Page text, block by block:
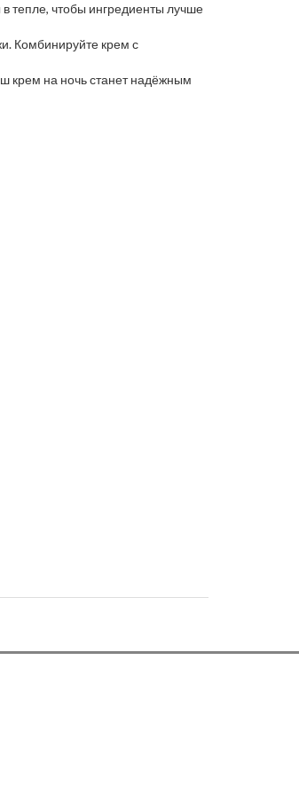
тепле, чтобы ингредиенты лучше
Комбинируйте крем с
крем на ночь станет надёжным